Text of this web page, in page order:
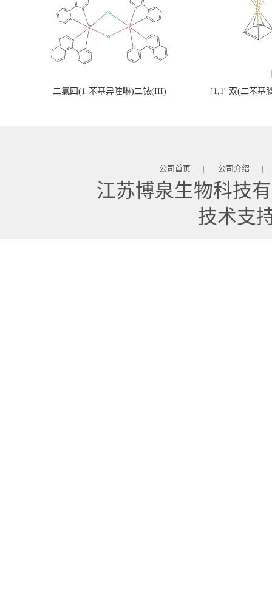
二氯四(1-苯基异喹啉)二铱(III) [1,1'-双(二苯基
公司首页 | 公司介绍 |
江苏博泉生物科技
技术支